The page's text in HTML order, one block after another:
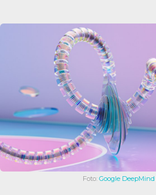
Foto: Google DeepMind